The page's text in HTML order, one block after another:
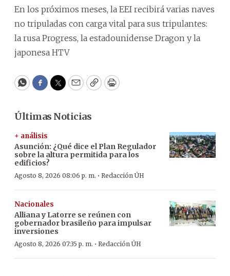
En los próximos meses, la EEI recibirá varias naves
no tripuladas con carga vital para sus tripulantes:
la rusa Progress, la estadounidense Dragon y la
japonesa HTV
WhatsApp
Facebook
Twitter
EmailCopyPrint
Últimas Noticias
+ análisis
Asunción: ¿Qué dice el Plan Regulador
sobre la altura permitida para los
edificios?
Agosto 8, 2026 08:06 p. m. · Redacción ÚH
Nacionales
Alliana y Latorre se reúnen con
gobernador brasileño para impulsar
inversiones
Agosto 8, 2026 07:35 p. m. · Redacción ÚH